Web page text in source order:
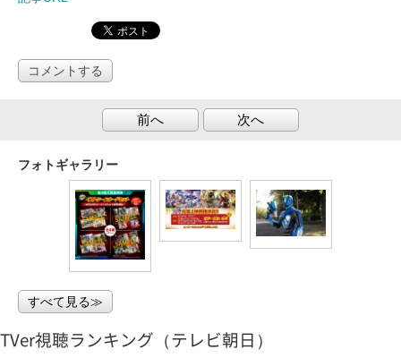
コメントする
前へ 次へ
フォトギャラリー
すべて見る≫
TVer視聴ランキング（テレビ朝日）